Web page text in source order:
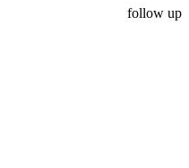
follow up